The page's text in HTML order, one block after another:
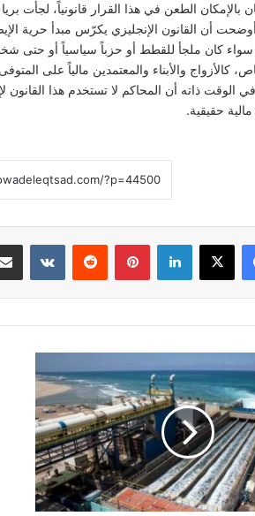
بالإمكان الطعن في هذا القرار قانونياً، لجأت
أن القانون الإنجليزي يكرّس مبدأ حرية
كان ملجأ للقطط أو حزباً سياسياً أو حتى
كالأزواج والأبناء والمعتمدين مالياً على
الوقت ذاته أن المحاكم لا تستخدم هذا القانون
حقيقية.
فيسبوك‫X لينكدإن بينتيريست